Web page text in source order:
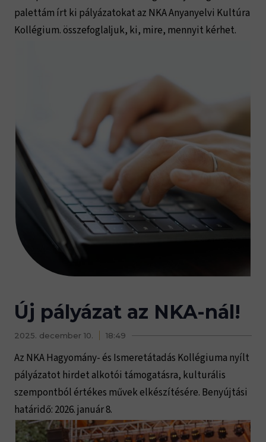
palettám írt ki pályázatokat az NKA Anyanyelvi Kultúra
Kollégium. összefoglaljuk, ki, mire, mennyit kérhet.
Új pályázat az NKA-nál!
2025. december 10. 18:49
Az NKA Hagyomány- és Ismeretátadás Kollégiuma nyílt
pályázatot hirdet alkotói támogatásra, kulturális
szempontból értékes művek elkészítésére. Benyújtási
határidő: 2026. január 8.